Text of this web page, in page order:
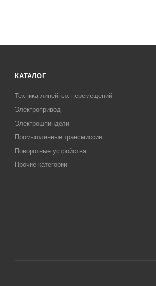
КАТАЛОГ
Техника линейных перемещений
Электропривод
Электрошпиндели
Промышленные трансмиссии
Поворотные устройства
Прочие категории